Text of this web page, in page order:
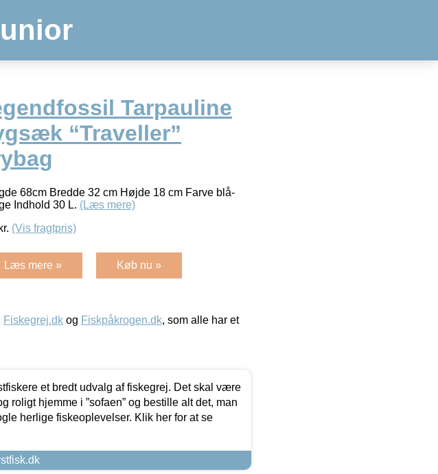
Tarpauline
“Traveller”
68cm Bredde 32 cm Højde 18 cm Farve blå-
Indhold 30 L. (Læs mere)
kr. (Vis fragtpris)
Læs mere » Køb nu »
Fiskegrej.dk og Fiskpåkrogen.dk, som alle har et
et bredt udvalg af fiskegrej. Det skal være
roligt hjemme i ”sofaen” og bestille alt det, man
herlige fiskeoplevelser. Klik her for at se